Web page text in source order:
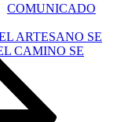
COMUNICADO
ARTESANO SE
CAMINO SE